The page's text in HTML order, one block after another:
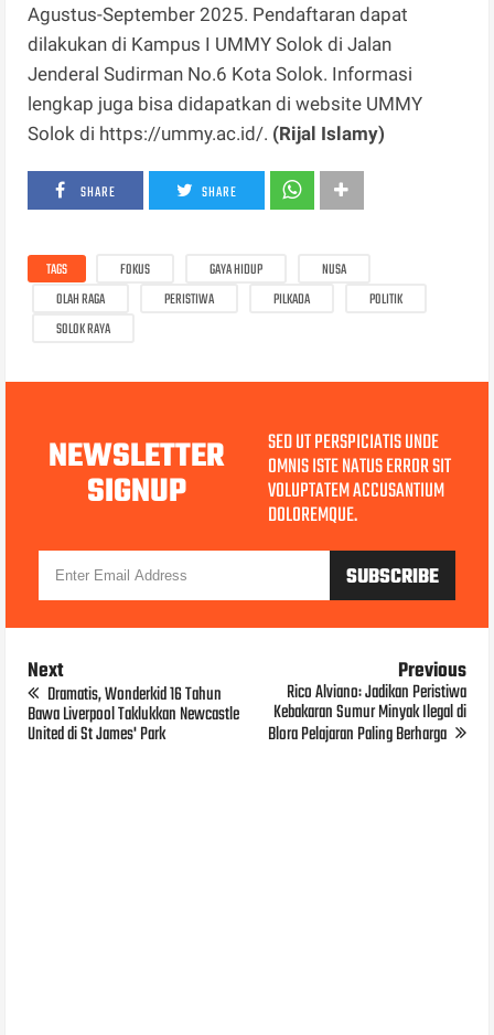
Agustus-September 2025. Pendaftaran dapat
dilakukan di Kampus I UMMY Solok di Jalan
Jenderal Sudirman No.6 Kota Solok. Informasi
lengkap juga bisa didapatkan di website UMMY
Solok di https://ummy.ac.id/. (Rijal Islamy)
SHARE SHARE
TAGS FOKUS GAYA HIDUP
NUSA
OLAH RAGA
PERISTIWA PILKADA
POLITIK
SOLOK RAYA
NEWSLETTER
SIGNUP
SED UT PERSPICIATIS UNDE
OMNIS ISTE NATUS ERROR SIT
VOLUPTATEM ACCUSANTIUM
DOLOREMQUE.
Next
Dramatis, Wonderkid 16 Tahun
Bawa Liverpool Taklukkan Newcastle
United di St James' Park
Previous
Rico Alviano: Jadikan Peristiwa
Kebakaran Sumur Minyak Ilegal di
Blora Pelajaran Paling Berharga